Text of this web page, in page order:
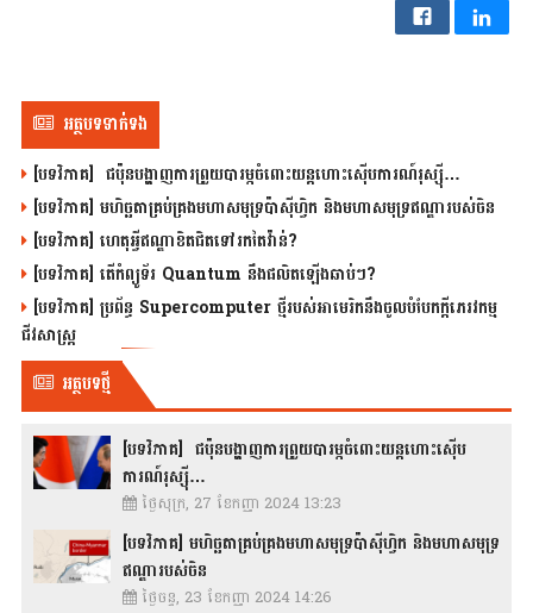
អត្ថបទទាក់ទង
[បទវិភាគ] ជប៉ុនបង្ហាញការព្រួយបារម្ភចំពោះយន្តហោះស៊ើបការណ៍រុស្ស៊ី…
[បទវិភាគ] មហិច្ឆតាគ្រប់គ្រងមហាសមុទ្រប៉ាស៊ីហ្វិក និងមហាសមុទ្រឥណ្ឌារបស់ចិន
[បទវិភាគ] ហេតុអ្វីឥណ្ឌាខិតជិតទៅរកតៃវ៉ាន់?
[បទវិភាគ] តើកំព្យូទ័រ Quantum នឹងផលិតឡើងឆាប់ៗ?
[បទវិភាគ] ប្រព័ន្ធ Supercomputer ថ្មីរបស់អាមេរិកនឹងចូលបំបែកក្តីភេរវកម្ម
ជីវសាស្រ្ត
អត្ថបទថ្មី
[បទវិភាគ] ជប៉ុនបង្ហាញការព្រួយបារម្ភចំពោះយន្តហោះស៊ើប
ការណ៍រុស្ស៊ី…
ថ្ងៃសុក្រ, 27 ខែកញ្ញា 2024 13:23
[បទវិភាគ] មហិច្ឆតាគ្រប់គ្រងមហាសមុទ្រប៉ាស៊ីហ្វិក និងមហាសមុទ្រ
ឥណ្ឌារបស់ចិន
ថ្ងៃចន្ទ, 23 ខែកញ្ញា 2024 14:26